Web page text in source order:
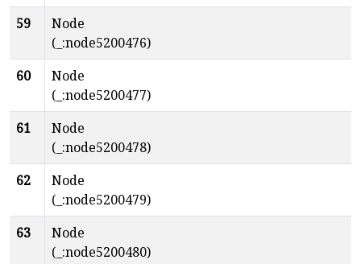
59
Node
(_:node5200476)
60
Node
(_:node5200477)
61
Node
(_:node5200478)
62
Node
(_:node5200479)
63
Node
(_:node5200480)